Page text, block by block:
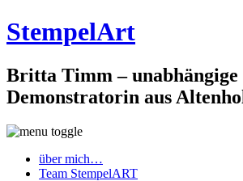
StempelArt
Britta Timm – unabhängige
Demonstratorin aus
über mich…
Team StempelART